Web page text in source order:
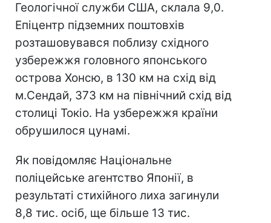
Геологічної служби США, склала 9,0.
Епіцентр підземних поштовхів
розташовувався поблизу східного
узбережжя головного японського
острова Хонсю, в 130 км на схід від
м.Сендай, 373 км на північний схід від
столиці Токіо. На узбережжя країни
обрушилося цунамі.
Як повідомляє Національне
поліцейське агентство Японії, в
результаті стихійного лиха загинули
8,8 тис. осіб, ще більше 13 тис.